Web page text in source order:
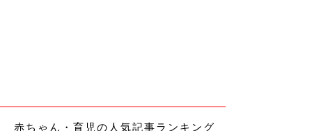
赤ちゃん・育児の人気記事ランキング